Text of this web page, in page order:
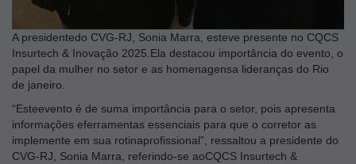
A presidentedo CVG-RJ, Sonia Marra, esteve presente no CQCS
Insurtech & Inovação 2025.Ela destacou importância do evento, o
papel da mulher no setor e as homenagensa lideranças do Rio
de janeiro.
“Esteevento é de suma importância para o setor, pois apresenta
informações eferramentas essenciais para que o corretor as
implemente em sua rotinaprofissional”, ressaltou a presidente do
CVG-RJ, Sonia Marra, referindo-se aoCQCS Insurtech &